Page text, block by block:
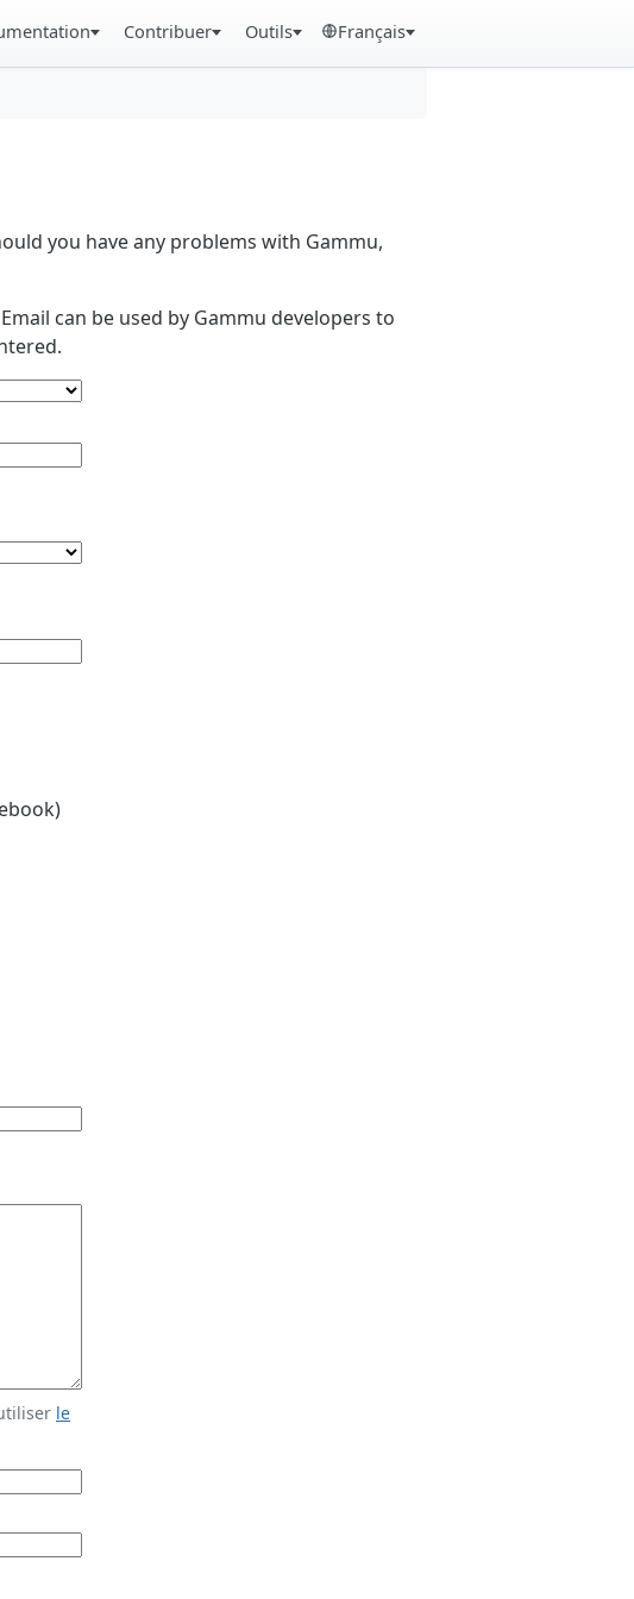
Contribuer Outils Français
you have any problems with Gammu,
can be used by Gammu developers to
le